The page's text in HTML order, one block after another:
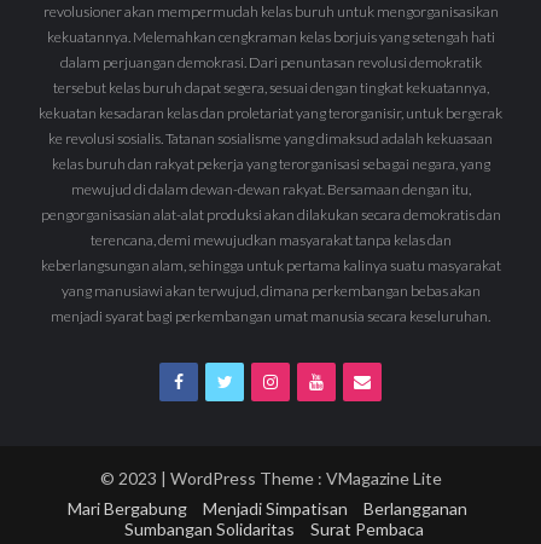
revolusioner akan mempermudah kelas buruh untuk mengorganisasikan
kekuatannya. Melemahkan cengkraman kelas borjuis yang setengah hati
dalam perjuangan demokrasi. Dari penuntasan revolusi demokratik
tersebut kelas buruh dapat segera, sesuai dengan tingkat kekuatannya,
kekuatan kesadaran kelas dan proletariat yang terorganisir, untuk bergerak
ke revolusi sosialis. Tatanan sosialisme yang dimaksud adalah kekuasaan
kelas buruh dan rakyat pekerja yang terorganisasi sebagai negara, yang
mewujud di dalam dewan-dewan rakyat. Bersamaan dengan itu,
pengorganisasian alat-alat produksi akan dilakukan secara demokratis dan
terencana, demi mewujudkan masyarakat tanpa kelas dan
keberlangsungan alam, sehingga untuk pertama kalinya suatu masyarakat
yang manusiawi akan terwujud, dimana perkembangan bebas akan
menjadi syarat bagi perkembangan umat manusia secara keseluruhan.
© 2023 | WordPress Theme : VMagazine Lite
Mari Bergabung
Menjadi Simpatisan
Berlangganan
Sumbangan Solidaritas
Surat Pembaca